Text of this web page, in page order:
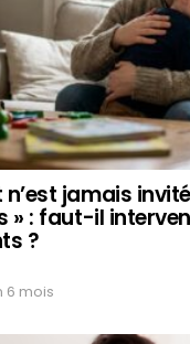
jamais
» : faut-il
?
6 mois